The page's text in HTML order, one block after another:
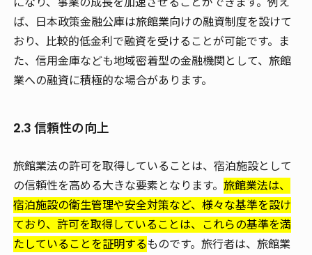
ば、日本政策金融公庫は旅館業向けの融資制度を設けて
おり、比較的低金利で融資を受けることが可能です。ま
た、信用金庫なども地域密着型の金融機関として、旅館
業への融資に積極的な場合があります。
2.3 信頼性の向上
旅館業法の許可を取得していることは、宿泊施設として
の信頼性を高める大きな要素となります。 旅館業法は、
宿泊施設の衛生管理や安全対策など、様々な基準を設け
ており、許可を取得していることは、これらの基準を満
たしていることを証明するものです。旅行者は、旅館業